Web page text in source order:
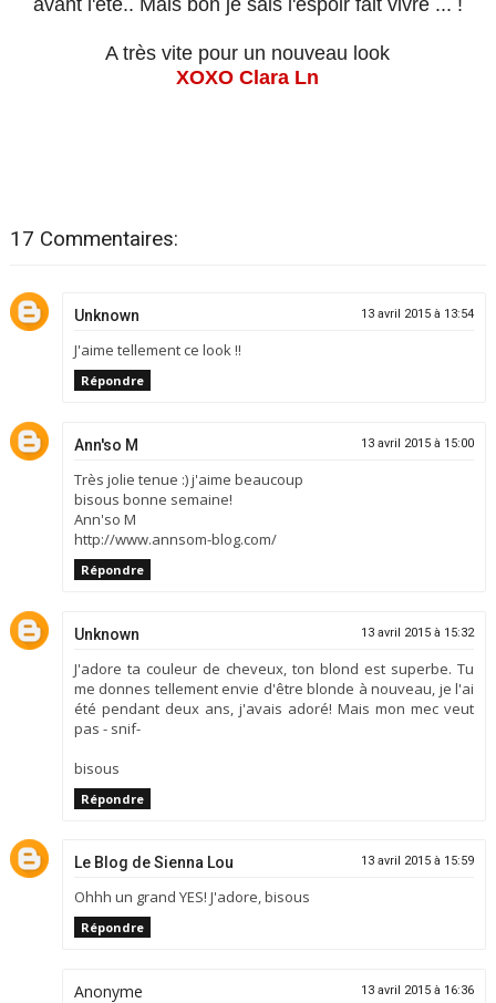
avant l'été.. Mais bon je sais l'espoir fait vivre ... !
A très vite pour un nouveau look
XOXO Clara Ln
17 Commentaires:
Unknown 13 avril 2015 à 13:54
J'aime tellement ce look !!
Répondre
Ann'so M 13 avril 2015 à 15:00
Très jolie tenue :) j'aime beaucoup
bisous bonne semaine!
Ann'so M
http://www.annsom-blog.com/
Répondre
Unknown 13 avril 2015 à 15:32
J'adore ta couleur de cheveux, ton blond est superbe. Tu
me donnes tellement envie d'être blonde à nouveau, je l'ai
été pendant deux ans, j'avais adoré! Mais mon mec veut
pas - snif-
bisous
Répondre
Le Blog de Sienna Lou 13 avril 2015 à 15:59
Ohhh un grand YES! J'adore, bisous
Répondre
Anonyme 13 avril 2015 à 16:36